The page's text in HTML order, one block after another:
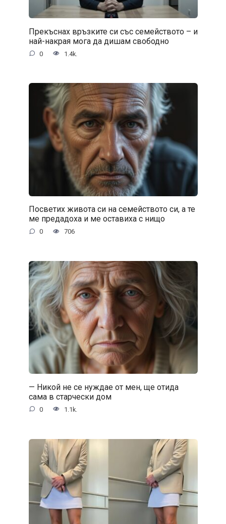
Прекъснах връзките си със семейството – и
най-накрая мога да дишам свободно
0 1.4k.
Посветих живота си на семейството си, а те
ме предадоха и ме оставиха с нищо
0 706
— Никой не се нуждае от мен, ще отида
сама в старчески дом
0 1.1k.